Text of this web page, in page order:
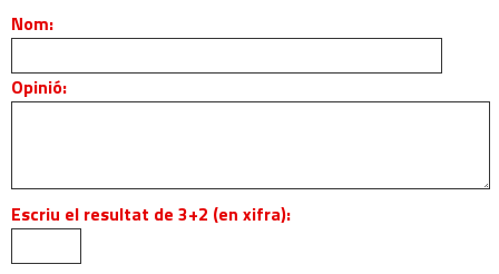
Nom:
Opinió:
Escriu el resultat de 3+2 (en xifra):